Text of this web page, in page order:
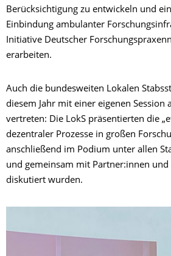
Berücksichtigung zu entwickeln und
Einbindung ambulanter
Initiative Deutscher
erarbeiten.
Auch die bundesweiten Lokalen
diesem Jahr mit einer eigenen Session
vertreten: Die LokS präsentierten die
dezentraler Prozesse in großen
anschließend im Podium unter allen
und gemeinsam mit Partner:innen
diskutiert wurden.